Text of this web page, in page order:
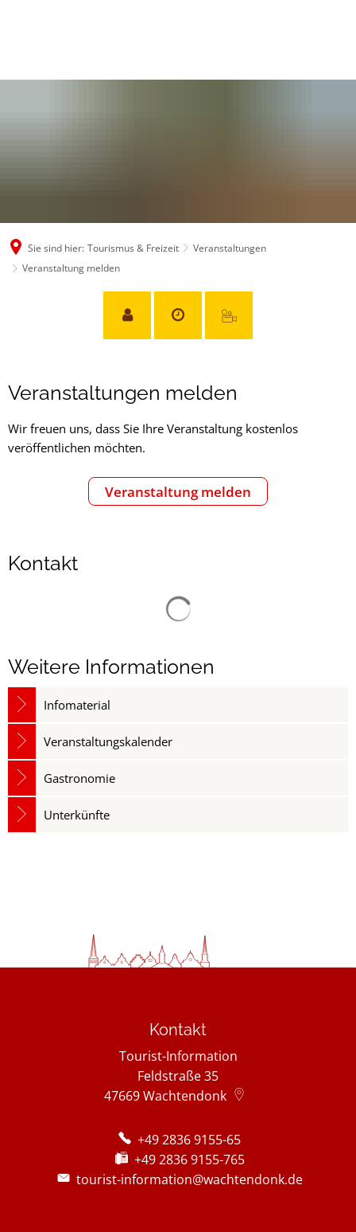
Sie sind hier: Tourismus & Freizeit
Veranstaltungen
Veranstaltung melden
Veranstaltung
melden
Veranstaltungen melden
Wir freuen uns, dass Sie Ihre Veranstaltung kostenlos
veröffentlichen möchten.
Veranstaltung melden
Kontakt
Weitere Informationen
Infomaterial
Veranstaltungskalender
Gastronomie
Unterkünfte
Kontakt
Tourist-Information
Feldstraße 35
47669Wachtendonk
+49 2836 9155-65
+49 2836 9155-765
tourist-information@wachtendonk.de